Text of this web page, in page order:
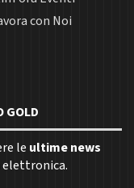
con Noi
GOLD
le ultime news